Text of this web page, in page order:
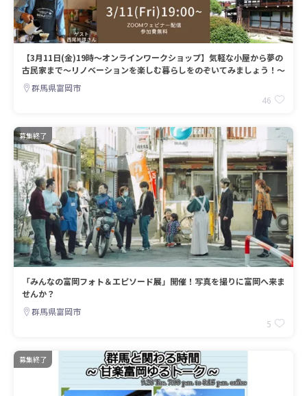
【3月11日(金)19時～オンラインワークショップ】気軽な小屋から夢の
古民家まで～リノベーションを楽しむ暮らしをのぞいてみましょう！～
群馬県富岡市
46
募集終了
「みんなの富岡フォト＆エピソード展」開催！写真を撮りに富岡へ来ま
せんか？
群馬県富岡市
5
募集終了